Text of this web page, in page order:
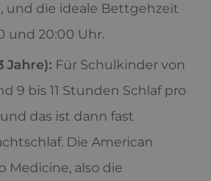
und die ideale Bettgehzeit
und 20:00 Uhr.
Jahre): Für Schulkinder von
9 bis 11 Stunden Schlaf pro
das ist dann fast
Die American
Medicine, also die